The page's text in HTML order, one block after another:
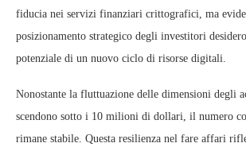
fiducia nei servizi finanziari crittografici, ma
posizionamento strategico degli investitori
potenziale di un nuovo ciclo di risorse digitali.
Nonostante la fluttuazione delle dimensioni degli
scendono sotto i 10 milioni di dollari, il numero
rimane stabile. Questa resilienza nel fare affari